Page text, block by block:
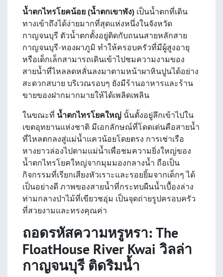
น้ำตกไทรโยคน้อย (น้ำตกเขาพัง) เป็นน้ำตกที่เดิน
ทางเข้าถึงได้ง่ายมากที่สุดแห่งหนึ่งในจังหวัด
กาญจนบุรี ตัวน้ำตกตั้งอยู่ติดกับถนนสายหลักสาย
กาญจนบุรี-ทองผาภูมิ ทำให้ครอบครัวที่มีผู้สูงอายุ
หรือเด็กเล็กสามารถเดินเข้าไปชมความงามของ
สายน้ำที่ไหลลดหลั่นลงมาตามหน้าผาหินปูนได้อย่าง
สะดวกสบาย บริเวณรอบๆ ยังมีร้านอาหารและร้าน
ขายของฝากมากมายให้ได้เพลิดเพลิน
ในขณะที่ น้ำตกไทรโยคใหญ่ นั้นตั้งอยู่ลึกเข้าไปใน
เขตอุทยานแห่งชาติ มีเอกลักษณ์ที่โดดเด่นคือสายน้ำ
ที่ไหลตกลงสู่แม่น้ำแควน้อยโดยตรง การเช่าเรือ
หางยาวล่องไปตามแม่น้ำเพื่อชมความยิ่งใหญ่ของ
น้ำตกไทรโยคใหญ่จากมุมมองกลางน้ำ ถือเป็น
กิจกรรมที่เรียกเสียงหัวเราะและรอยยิ้มจากเด็กๆ ได้
เป็นอย่างดี ภาพของสายน้ำที่กระทบผืนน้ำเบื้องล่าง
ท่ามกลางป่าไม้ที่เขียวชอุ่ม เป็นจุดถ่ายรูปครอบครัว
ที่สวยงามและทรงคุณค่า
ถอดรหัสความหรูหรา: The
FloatHouse River Kwai วิลล่า
กาญจนบุรี ติดริมน้ำ